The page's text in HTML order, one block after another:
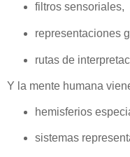
filtros sensoriales,
representaciones
rutas de
Y la mente humana
hemisferios
sistemas